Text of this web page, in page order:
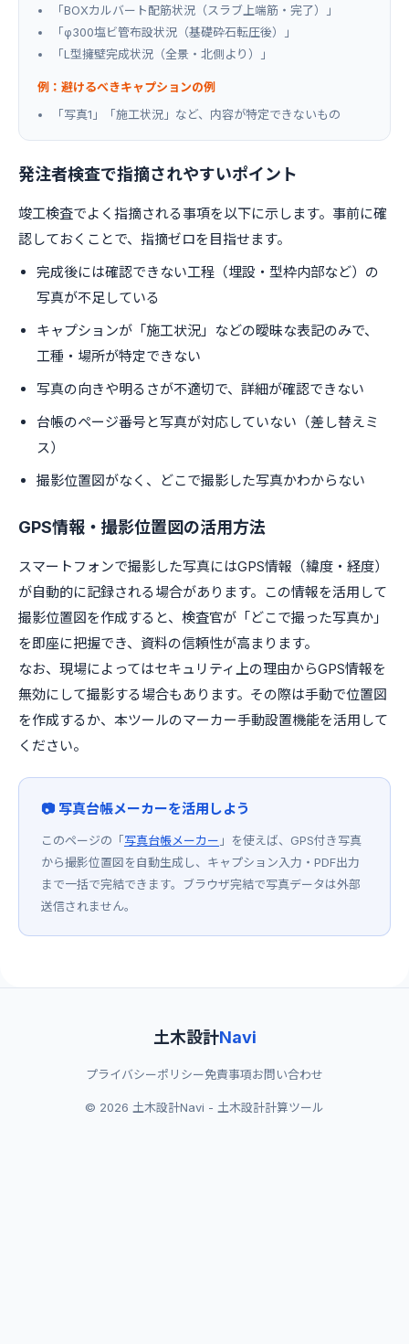
「BOXカルバート配筋状況（スラブ上端筋・完了）」
「φ300塩ビ管布設状況（基礎砕石転圧後）」
「L型擁壁完成状況（全景・北側より）」
例：避けるべきキャプションの例
「写真1」「施工状況」など、内容が特定できないもの
発注者検査で指摘されやすいポイント
竣工検査でよく指摘される事項を以下に示します。事前に確
認しておくことで、指摘ゼロを目指せます。
完成後には確認できない工程（埋設・型枠内部など）の
写真が不足している
キャプションが「施工状況」などの曖昧な表記のみで、
工種・場所が特定できない
写真の向きや明るさが不適切で、詳細が確認できない
台帳のページ番号と写真が対応していない（差し替えミ
ス）
撮影位置図がなく、どこで撮影した写真かわからない
GPS情報・撮影位置図の活用方法
スマートフォンで撮影した写真にはGPS情報（緯度・経度）
が自動的に記録される場合があります。この情報を活用して
撮影位置図を作成すると、検査官が「どこで撮った写真か」
を即座に把握でき、資料の信頼性が高まります。
なお、現場によってはセキュリティ上の理由からGPS情報を
無効にして撮影する場合もあります。その際は手動で位置図
を作成するか、本ツールのマーカー手動設置機能を活用して
ください。
📷 写真台帳メーカーを活用しよう
このページの「写真台帳メーカー 」を使えば、GPS付き写真
から撮影位置図を自動生成し、キャプション入力・PDF出力
まで一括で完結できます。ブラウザ完結で写真データは外部
送信されません。
土木設計Navi
プライバシーポリシー免責事項お問い合わせ
© 2026 土木設計Navi - 土木設計計算ツール